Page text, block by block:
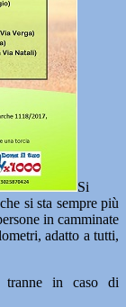
Si
si sta sempre più
in camminate
adatto a tutti,
tranne in caso di